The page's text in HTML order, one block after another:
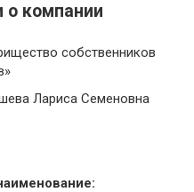
о компании
собственников
Лариса Семеновна